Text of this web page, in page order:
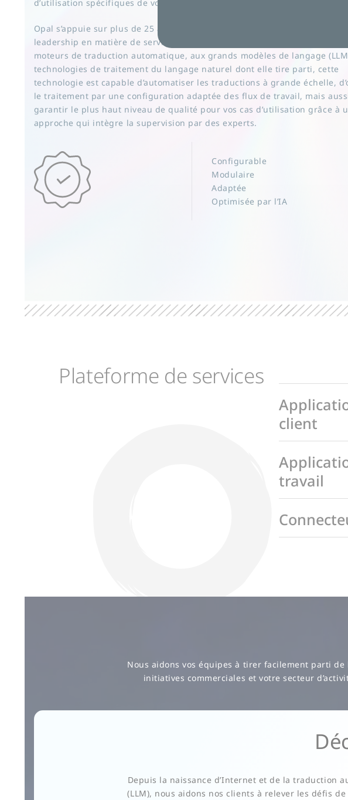
d’utilisation spécifiques de votre entreprise.
Opal s’appuie sur plus de 25 années d’expertise dans le numérique et de
leadership en matière de services linguistiques pour les entreprises.
moteurs de traduction automatique, aux grands modèles de langage
technologies de traitement du langage naturel dont elle tire parti, cette
technologie est capable d’automatiser les traductions à grande échelle,
le traitement par une configuration adaptée des flux de travail, mais
garantir le plus haut niveau de qualité pour vos cas d’utilisation grâce à
approche qui intègre la supervision par des experts.
Configurable
Modulaire
Adaptée
Optimisée par l’IA
Plateforme de services
client
travail
Nous aidons vos équipes à tirer facilement parti
initiatives commerciales et votre secteur
Depuis la naissance d’Internet et de la traduction
(LLM), nous aidons nos clients à relever les défis